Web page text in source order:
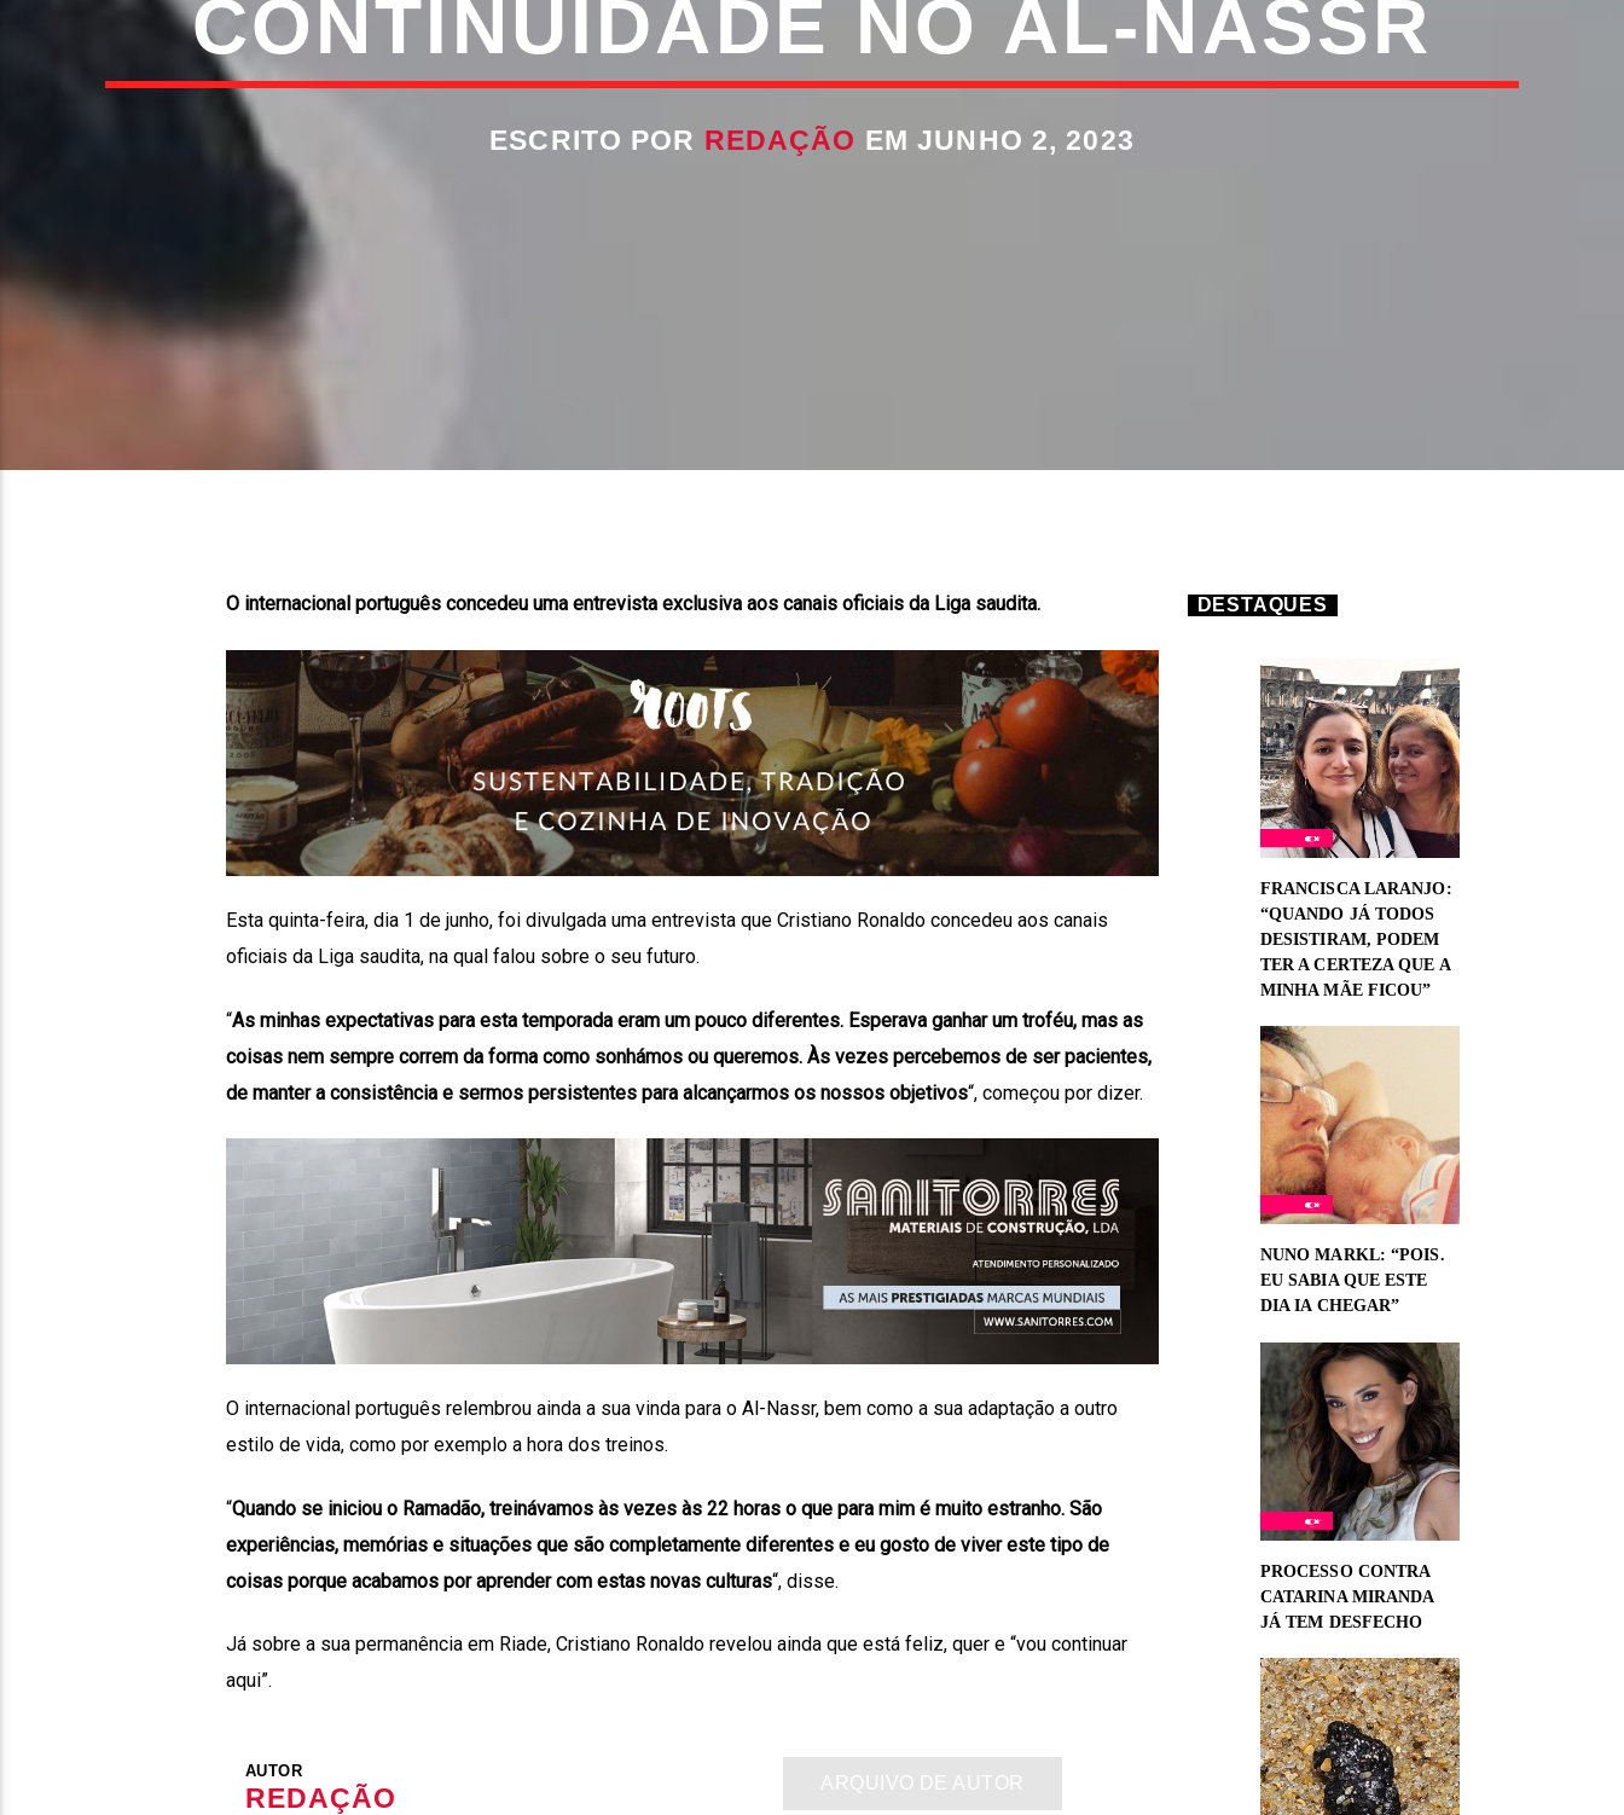
CONTINUIDADE NO AL-NASSR
ESCRITO POR REDAÇÃO EM JUNHO 2, 2023
O internacional português concedeu uma entrevista exclusiva aos canais oficiais da Liga saudita.
Esta quinta-feira, dia 1 de junho, foi divulgada uma entrevista que Cristiano Ronaldo concedeu aos canais
oficiais da Liga saudita, na qual falou sobre o seu futuro.
“As minhas expectativas para esta temporada eram um pouco diferentes. Esperava ganhar um troféu, mas as
coisas nem sempre correm da forma como sonhámos ou queremos. Às vezes percebemos de ser pacientes,
de manter a consistência e sermos persistentes para alcançarmos os nossos objetivos“, começou por dizer.
O internacional português relembrou ainda a sua vinda para o Al-Nassr, bem como a sua adaptação a outro
estilo de vida, como por exemplo a hora dos treinos.
“Quando se iniciou o Ramadão, treinávamos às vezes às 22 horas o que para mim é muito estranho. São
experiências, memórias e situações que são completamente diferentes e eu gosto de viver este tipo de
coisas porque acabamos por aprender com estas novas culturas“, disse.
Já sobre a sua permanência em Riade, Cristiano Ronaldo revelou ainda que está feliz, quer e “vou continuar
aqui”.
AUTOR
REDAÇÃO
ARQUIVO DE AUTOR
DESTAQUES
FRANCISCA LARANJO:
“QUANDO JÁ TODOS
DESISTIRAM, PODEM
TER A CERTEZA QUE A
MINHA MÃE FICOU”
NUNO MARKL: “POIS.
EU SABIA QUE ESTE
DIA IA CHEGAR”
PROCESSO CONTRA
CATARINA MIRANDA
JÁ TEM DESFECHO